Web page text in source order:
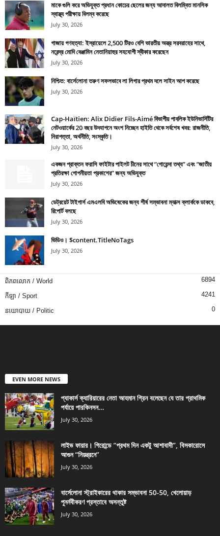
মাকে গুলি করে অভিযুক্ত প্রধান কোচের ছেলের জন্য আদালত বিলম্বিত মানসিক
স্বাস্থ্য পরীক্ষায় বিলম্ব করেছে
July 30, 2026
গাজায় গণহত্যা: ইস্রায়েলে 2,500 টিরও বেশি ভারতীয় অস্ত্র সরবরাহের সাথে,
নরেন্দ্র মোদি বেঞ্জামিন নেতানিয়াহুর সহযোগী স্বীকার করেছেন
July 30, 2026
নিশ্চিত: বার্সেলোনা তরুণ সফলভাবে লা লিগার প্রথম দলে সাইন আপ করেছে
July 30, 2026
Cap-Haïtien: Alix Didier Fils-Aimé বিভাগীয় পাবলিক ইউনিভার্সিটির
নেটওয়ার্কের 20 বছর উদযাপনে অংশ নিচ্ছেন হাইতি থেকে সর্বশেষ খবর: রাজনীতি,
নিরাপত্তা, অর্থনীতি, সংস্কৃতি।
July 30, 2026
একজন প্রাক্তন ফরাসি ফাইটার পাইলট চীনের সাথে “গোয়েন্দা তথ্য” এবং “জাতীয়
প্রতিরক্ষা গোপনীয়তা প্রকাশের” জন্য অভিযুক্ত
July 30, 2026
ডেট্রয়েট টাইগার্স এমএলবি অভিষেকের জন্য শীর্ষ সম্ভাবনা ম্যাক্স ক্লার্ককে ডাকবে,
রিপোর্ট বলছে
July 30, 2026
ভিডিও। $content.TitleNoTags
July 30, 2026
ពិភពលោក / World 6894
កីឡា / Sport 4241
នយោបាយ / Politic 0
EVEN MORE NEWS
প্যাকার্স ক্যারিয়ারের নেতা আহমান গ্রিন বলেছেন যে তার প্রাথমিক
পর্যায়ে পারকিনসন...
July 30, 2026
লাইভ ফায়ার। গিরোন্ডে “প্রথম দিন একটু আশাবাদী”, বিসকারোসে
আগুন “নিয়ন্ত্রনে”
July 30, 2026
বার্সেলোনা স্ট্রাইকারের থাকার সম্ভাবনা 50-50, খেলোয়াড়
পুনর্নবীকরণ প্রস্তাবে অসন্তুষ্ট
July 30, 2026